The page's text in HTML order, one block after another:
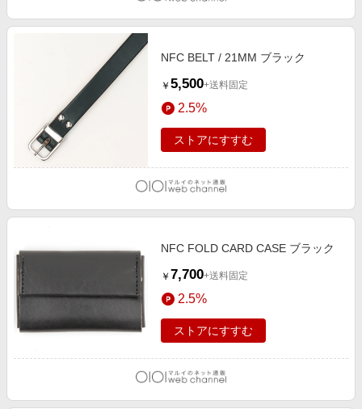
NFC BELT / 21MM ブラック
￥ 5,500+送料固定
2.5%
ストアにすすむ
NFC FOLD CARD CASE ブラック
￥ 7,700+送料固定
2.5%
ストアにすすむ